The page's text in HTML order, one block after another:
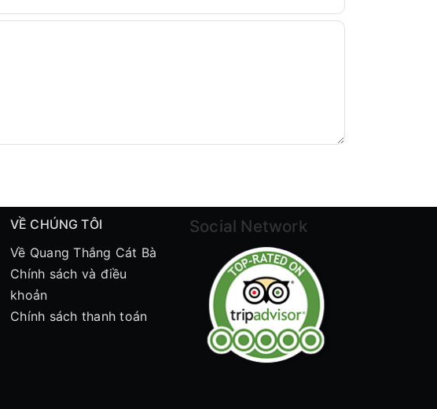
VỀ CHÚNG TÔI
Về Quang Thắng Cát Bà
Chính sách và điều
khoản
Chính sách thanh toán
Social Network